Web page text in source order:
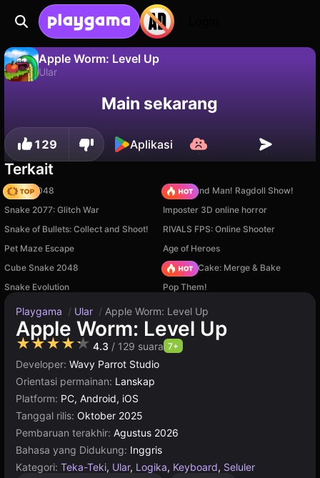
Apple Worm: Level Up
Ular
Simpan progresnya!
Main sekarang
129 Aplikasi
Terkait
Snake 2048
Playground Man! Ragdoll Show!
Snake 2077: Glitch War
Imposter 3D online horror
Snake of Bullets: Collect and Shoot!
RIVALS FPS: Online Shooter
Pet Maze Escape
Age of Heroes
Cube Snake 2048
Piece of Cake: Merge & Bake
Snake Evolution
Pop Them!
Playgama / Ular / Apple Worm: Level Up
Apple Worm: Level Up
★★★★★ 4.3 / 129 suara 7+
Developer: Wavy Parrot Studio
Orientasi permainan: Lanskap
Platform: PC, Android, iOS
Tanggal rilis: Oktober 2025
Pembaruan terakhir: Agustus 2026
Bahasa yang Didukung: Inggris
Kategori: Teka-Teki, Ular, Logika, Keyboard, Seluler